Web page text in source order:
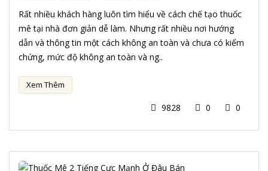
Rất nhiều khách hàng luôn tìm hiểu về cách chế tạo thuốc
mê tại nhà đơn giản dễ làm. Nhưng rất nhiều nơi hướng
dẫn và thông tin một cách không an toàn và chưa có kiểm
chứng, mức độ không an toàn và ng..
Xem Thêm
9828 0 0